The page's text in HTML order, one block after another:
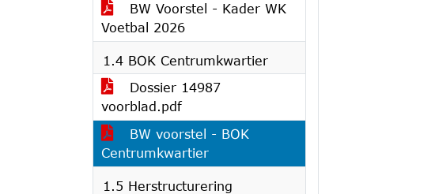
BW Voorstel - Kader WK
Voetbal 2026
1.4 BOK Centrumkwartier
Dossier 14987
voorblad.pdf
BW voorstel - BOK
Centrumkwartier
1.5 Herstructurering